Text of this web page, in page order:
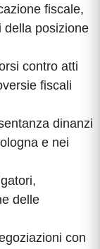
fiscale,
della posizione
contro atti
fiscali
dinanzi
e nei
delle
con